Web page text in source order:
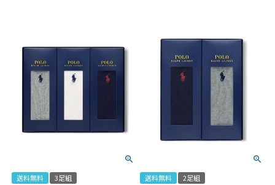
送料無料
3足組
送料無料
2足組